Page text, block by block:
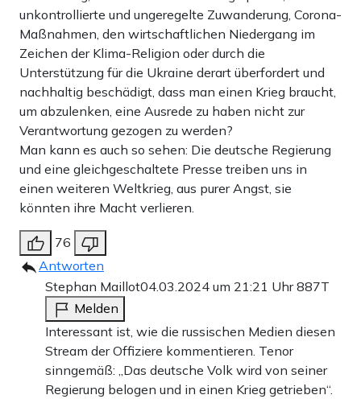
unkontrollierte und ungeregelte Zuwanderung, Corona-
Maßnahmen, den wirtschaftlichen Niedergang im
Zeichen der Klima-Religion oder durch die
Unterstützung für die Ukraine derart überfordert und
nachhaltig beschädigt, dass man einen Krieg braucht,
um abzulenken, eine Ausrede zu haben nicht zur
Verantwortung gezogen zu werden?
Man kann es auch so sehen: Die deutsche Regierung
und eine gleichgeschaltete Presse treiben uns in
einen weiteren Weltkrieg, aus purer Angst, sie
könnten ihre Macht verlieren.
76
Antworten
Stephan Maillot04.03.2024 um 21:21 Uhr887T
Melden
Interessant ist, wie die russischen Medien diesen
Stream der Offiziere kommentieren. Tenor
sinngemäß: „Das deutsche Volk wird von seiner
Regierung belogen und in einen Krieg getrieben“.